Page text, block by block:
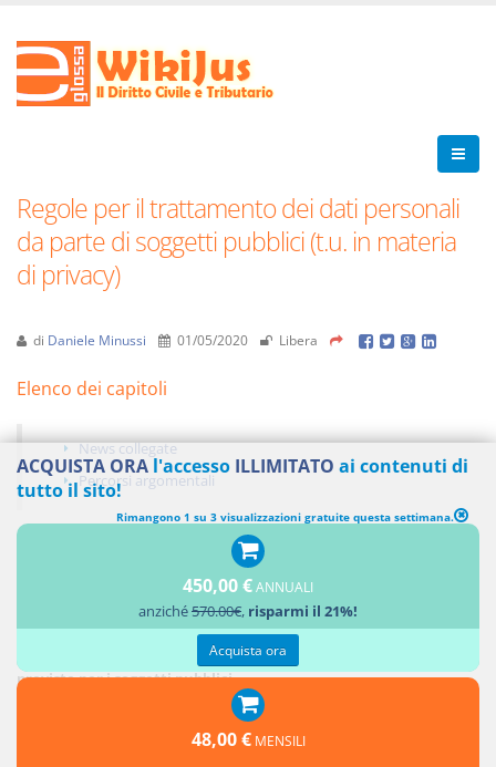
Regole per il trattamento dei dati personali
da parte di soggetti pubblici (t.u. in materia
di privacy)
di Daniele Minussi 01/05/2020 Libera
Elenco dei capitoli
News collegate
Percorsi argomentali
Il capo II della prima parte d. lgs. 196/2003(t.u. in materia di privacy)
conteneva regole ulteriori rispetto a quelle generalmente
previste per il trattamento dei dati personali ed
previste per i soggetti pubblici.
ACQUISTA ORA l'accesso ILLIMITATO ai contenuti di
tutto il sito!
Rimangono 1 su 3 visualizzazioni gratuite questa settimana.
450,00 €ANNUALI
anziché570.00€, risparmi il 21%!
Acquista ora
48,00 € MENSILI